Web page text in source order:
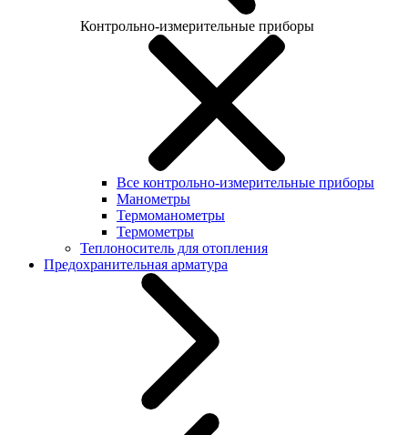
Контрольно-измерительные приборы
Все контрольно-измерительные приборы
Манометры
Термоманометры
Термометры
Теплоноситель для отопления
Предохранительная арматура